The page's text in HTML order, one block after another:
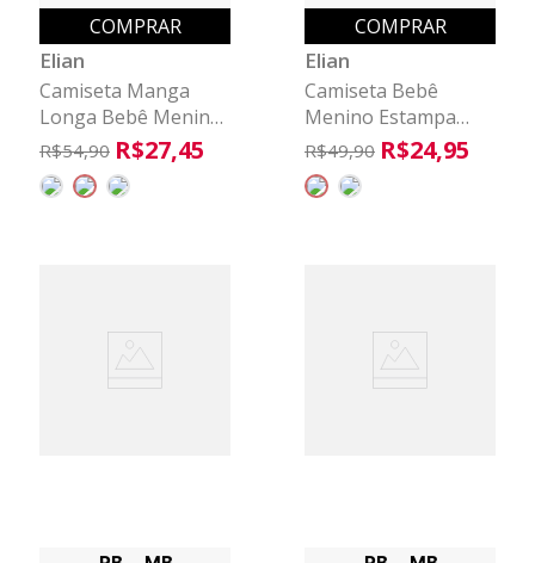
COMPRAR
Elian
Camiseta Manga
Longa Bebê Menino
Bichos Elian Azul
R$54,90 R$27,45
COMPRAR
Elian
Camiseta Bebê
Menino Estampa
Animais Elian Bege
R$49,90 R$24,95